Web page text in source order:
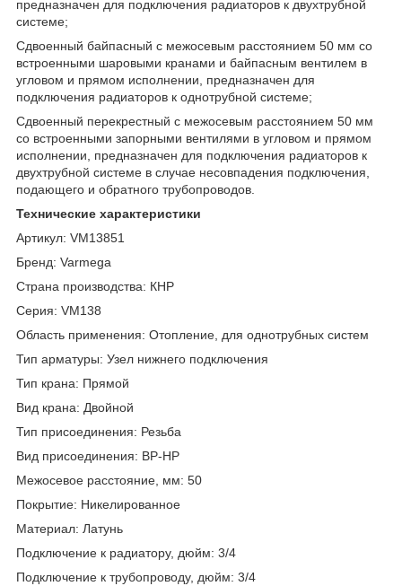
предназначен для подключения радиаторов к двухтрубной
системе;
Сдвоенный байпасный с межосевым расстоянием 50 мм со
встроенными шаровыми кранами и байпасным вентилем в
угловом и прямом исполнении, предназначен для
подключения радиаторов к однотрубной системе;
Сдвоенный перекрестный с межосевым расстоянием 50 мм
со встроенными запорными вентилями в угловом и прямом
исполнении, предназначен для подключения радиаторов к
двухтрубной системе в случае несовпадения подключения,
подающего и обратного трубопроводов.
Технические характеристики
Артикул: VM13851
Бренд: Varmega
Страна производства: КНР
Серия: VM138
Область применения: Отопление, для однотрубных систем
Тип арматуры: Узел нижнего подключения
Тип крана: Прямой
Вид крана: Двойной
Тип присоединения: Резьба
Вид присоединения: ВР-НР
Межосевое расстояние, мм: 50
Покрытие: Никелированное
Материал: Латунь
Подключение к радиатору, дюйм: 3/4
Подключение к трубопроводу, дюйм: 3/4